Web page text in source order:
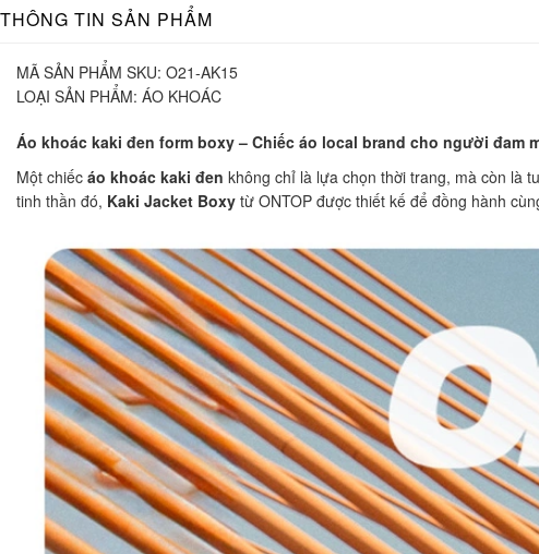
THÔNG TIN SẢN PHẨM
MÃ SẢN PHẨM SKU: O21-AK15
LOẠI SẢN PHẨM: ÁO KHOÁC
Áo khoác kaki đen form boxy – Chiếc áo local brand cho người đam
Một chiếc áo khoác kaki đen không chỉ là lựa chọn thời trang, mà còn là
tinh thần đó, Kaki Jacket Boxy từ ONTOP được thiết kế để đồng hành